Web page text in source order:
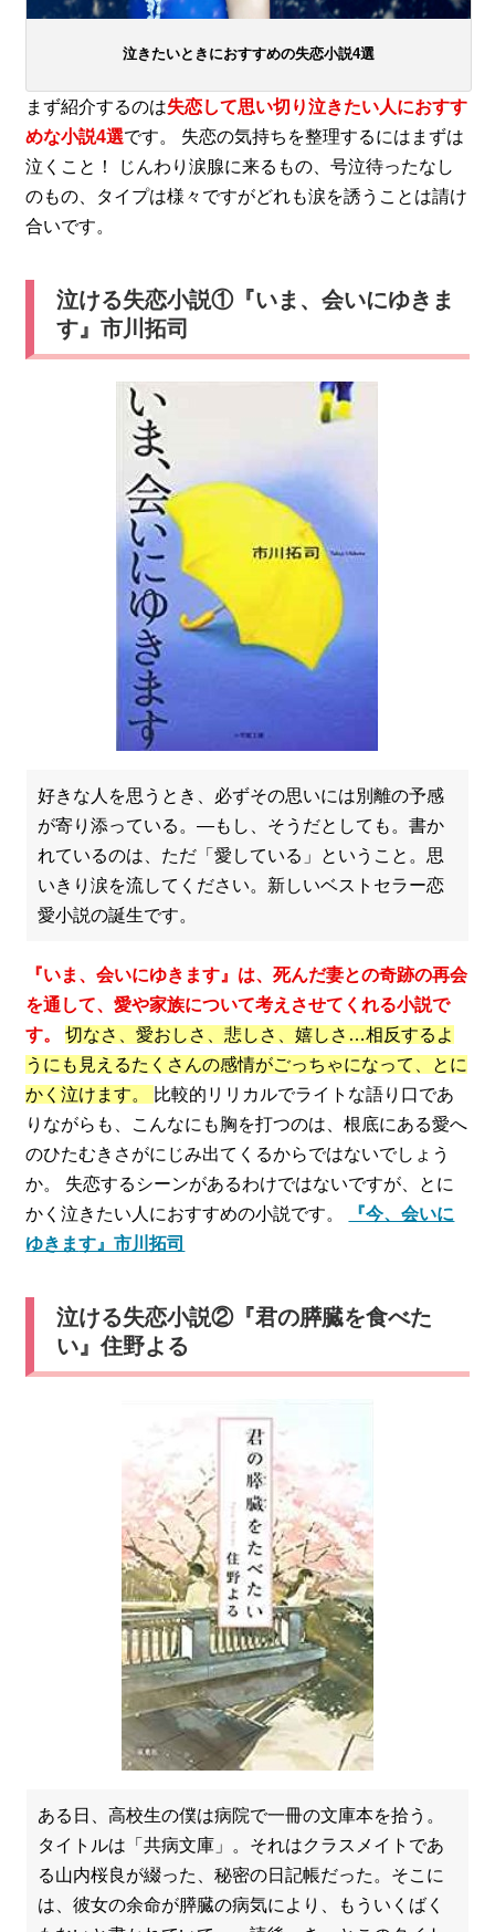
泣きたいときにおすすめの失恋小説4選
まず紹介するのは失恋して思い切り泣きたい人におすす
めな小説4選です。 失恋の気持ちを整理するにはまずは
泣くこと！ じんわり涙腺に来るもの、号泣待ったなし
のもの、タイプは様々ですがどれも涙を誘うことは請け
合いです。
泣ける失恋小説①『いま、会いにゆきま
す』市川拓司
好きな人を思うとき、必ずその思いには別離の予感
が寄り添っている。―もし、そうだとしても。書か
れているのは、ただ「愛している」ということ。思
いきり涙を流してください。新しいベストセラー恋
愛小説の誕生です。
『いま、会いにゆきます』は、死んだ妻との奇跡の再会
を通して、愛や家族について考えさせてくれる小説で
す。
切なさ、愛おしさ、悲しさ、嬉しさ…相反するよ
うにも見えるたくさんの感情がごっちゃになって、とに
かく泣けます。 比較的リリカルでライトな語り口であ
りながらも、こんなにも胸を打つのは、根底にある愛へ
のひたむきさがにじみ出てくるからではないでしょう
か。 失恋するシーンがあるわけではないですが、とに
かく泣きたい人におすすめの小説です。
『今、会いに
ゆきます』市川拓司
泣ける失恋小説②『君の膵臓を食べた
い』住野よる
ある日、高校生の僕は病院で一冊の文庫本を拾う。
タイトルは「共病文庫」。それはクラスメイトであ
る山内桜良が綴った、秘密の日記帳だった。そこに
は、彼女の余命が膵臓の病気により、もういくばく